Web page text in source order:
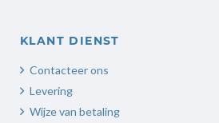
KLANT DIENST
Contacteer ons
Levering
Wijze van betaling